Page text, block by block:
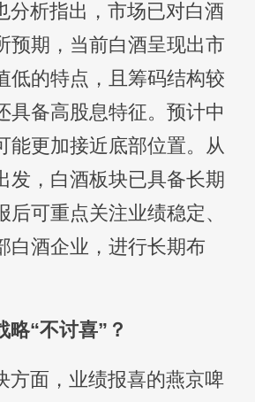
分析指出，市场已对白酒
预期，当前白酒呈现出市
低的特点，且筹码结构较
具备高股息特征。预计中
能更加接近底部位置。从
发，白酒板块已具备长期
后可重点关注业绩稳定、
白酒企业，进行长期布
略“不讨喜”？
方面，业绩报喜的燕京啤